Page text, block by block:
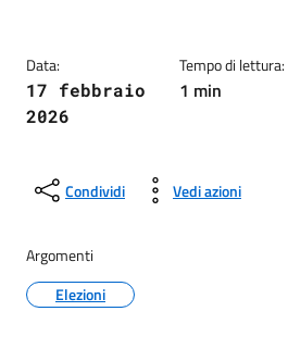
Data:
17 febbraio
2026
Tempo di lettura:
1 min
Condividi Vedi azioni
Argomenti
Elezioni